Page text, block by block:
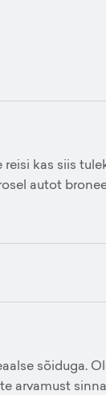
kas siis
autot
sõiduga.
arvamust